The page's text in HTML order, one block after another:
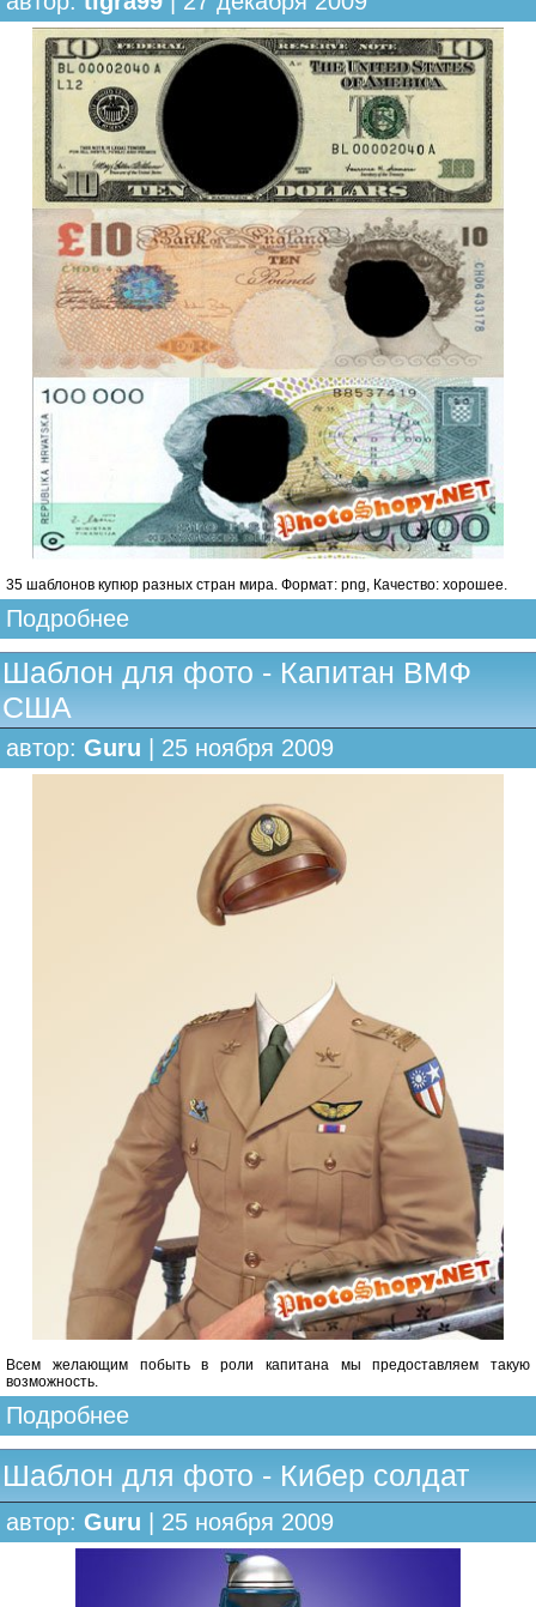
35 шаблонов купюр разных стран мира. Формат: png, Качество: хорошее.
Подробнее
Шаблон для фото - Капитан ВМФ
США
автор: Guru | 25 ноября 2009
Всем желающим побыть в роли капитана мы предоставляем такую
возможность.
Подробнее
Шаблон для фото - Кибер солдат
автор: Guru | 25 ноября 2009